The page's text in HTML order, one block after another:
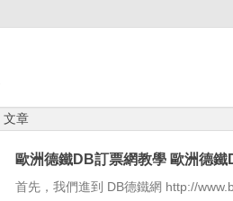
文章
歐洲德鐵DB訂票網教學 歐洲德
首先，我們進到 DB德鐵網 http://